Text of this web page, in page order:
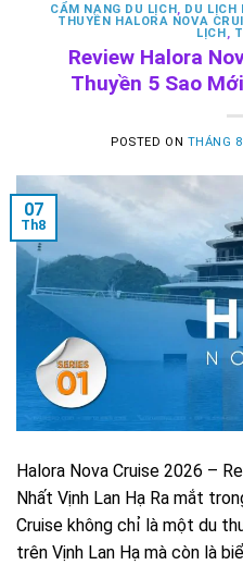
CẨM NANG DU LỊCH, DU LỊCH
THUYỀN HALORA NOVA
LỊCH,
Review Halora
Thuyền 5 Sao
POSTED ON THÁNG
07
Th8
Halora Nova Cruise 2026 –
Nhất Vịnh Lan Hạ Ra mắt
Cruise không chỉ là một du
trên Vịnh Lan Hạ mà còn là